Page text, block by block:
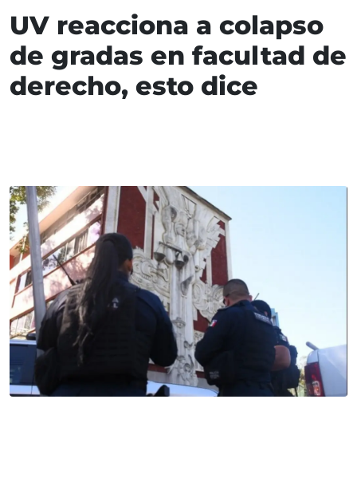
UV reacciona a colapso
de gradas en facultad de
derecho, esto dice